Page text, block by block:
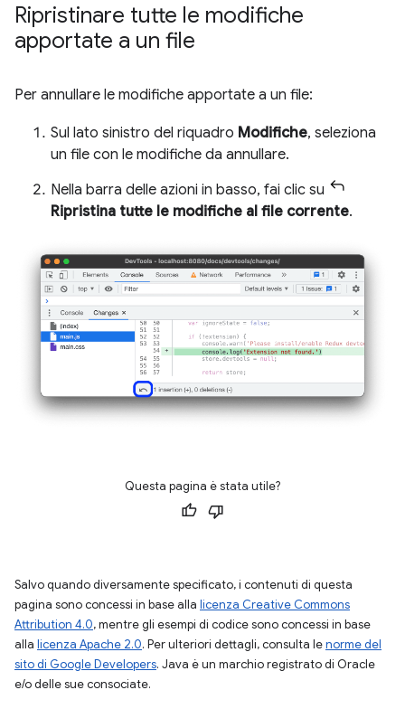
Ripristinare tutte le modifiche
apportate a un file
Per annullare le modifiche apportate a un file:
Sul lato sinistro del riquadro Modifiche, seleziona
un file con le modifiche da annullare.
Nella barra delle azioni in basso, fai clic su
Ripristina tutte le modifiche al file corrente.
Questa pagina è stata utile?
Salvo quando diversamente specificato, i contenuti di questa
pagina sono concessi in base alla licenza Creative Commons
Attribution 4.0, mentre gli esempi di codice sono concessi in base
alla licenza Apache 2.0. Per ulteriori dettagli, consulta lenorme del
sito di Google Developers. Java è un marchio registrato di Oracle
e/o delle sue consociate.